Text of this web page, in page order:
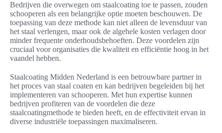
Bedrijven die overwegen om staalcoating toe te passen, zouden
schooperen als een belangrijke optie moeten beschouwen. De
toepassing van deze methode kan niet alleen de levensduur van
het staal verlengen, maar ook de algehele kosten verlagen door
minder frequente onderhoudsbehoeften. Deze voordelen zijn
cruciaal voor organisaties die kwaliteit en efficiëntie hoog in het
vaandel hebben.
Staalcoating Midden Nederland is een betrouwbare partner in
het proces van staal coaten en kan bedrijven begeleiden bij het
implementeren van schooperen. Met hun expertise kunnen
bedrijven profiteren van de voordelen die deze
staalcoatingmethode te bieden heeft, en de effectiviteit ervan in
diverse industriële toepassingen maximaliseren.